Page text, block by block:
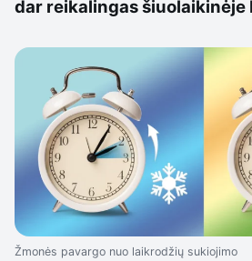
dar reikalingas šiuolaikinėje
Žmonės pavargo nuo laikrodžių sukiojimo